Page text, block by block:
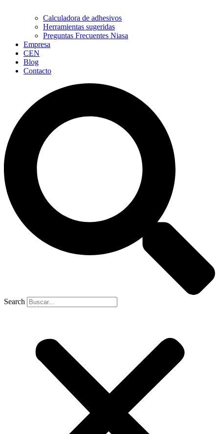
Calculadora de adhesivos
Herramientas sugeridas
Preguntas Frecuentes Niasa
Empresa
CEN
Blog
Contacto
Search